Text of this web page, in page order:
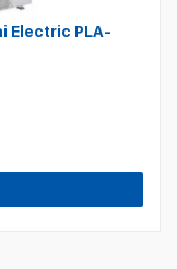
Electric PLA-